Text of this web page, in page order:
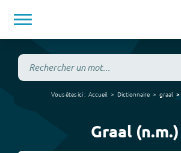
Vous êtes ici : Accueil Dictionnaire graal
Graal (n.m.)